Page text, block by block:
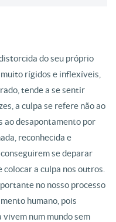
do seu próprio
rígidos e inflexíveis,
tende a se sentir
a culpa se refere não ao
ao desapontamento por
reconhecida e
se deparar
a culpa nos outros.
no nosso processo
humano, pois
num mundo sem